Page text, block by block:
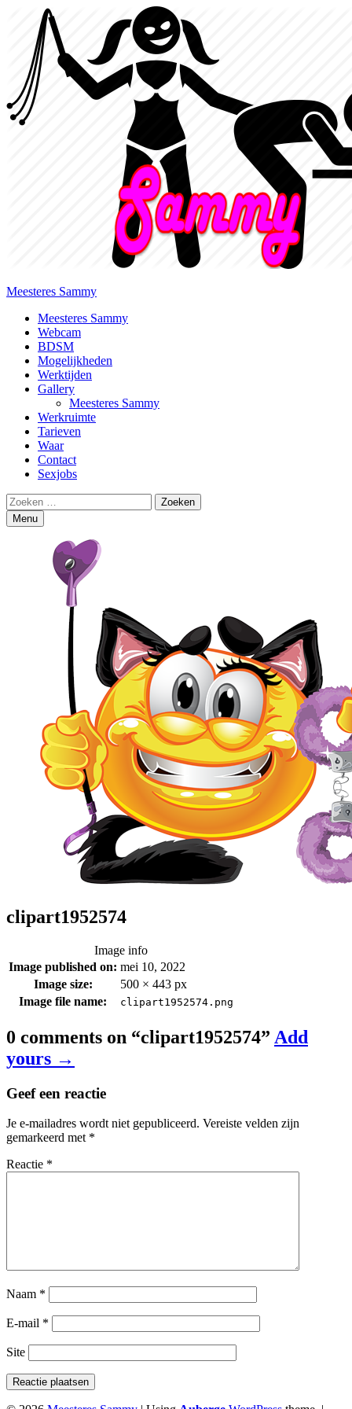
Meesteres Sammy
Primary
Menu
Meesteres Sammy
Webcam
BDSM
Mogelijkheden
Werktijden
Gallery
Meesteres Sammy
Werkruimte
Tarieven
Waar
Contact
Sexjobs
Search
Zoeken
naar:
Menu
clipart1952574
Image info
Image published on: mei 10, 2022
Image size:
500 × 443 px
Image file name:
clipart1952574.png
0 comments on “clipart1952574” Add
yours →
Geef een reactie
Je e-mailadres wordt niet gepubliceerd. Vereiste velden zijn
gemarkeerd met *
Reactie *
Naam *
E-mail *
Site